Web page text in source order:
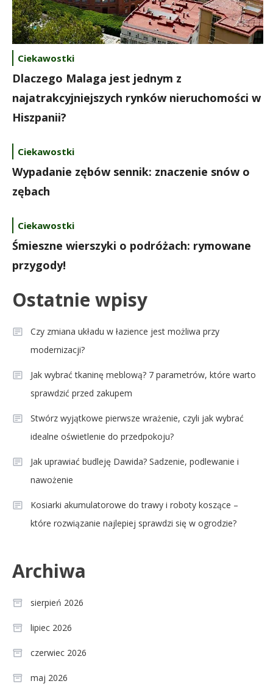
Ciekawostki
Dlaczego Malaga jest jednym z
najatrakcyjniejszych rynków nieruchomości w
Hiszpanii?
Ciekawostki
Wypadanie zębów sennik: znaczenie snów o
zębach
Ciekawostki
Śmieszne wierszyki o podróżach: rymowane
przygody!
Ostatnie wpisy
Czy zmiana układu w łazience jest możliwa przy
modernizacji?
Jak wybrać tkaninę meblową? 7 parametrów, które warto
sprawdzić przed zakupem
Stwórz wyjątkowe pierwsze wrażenie, czyli jak wybrać
idealne oświetlenie do przedpokoju?
Jak uprawiać budleję Dawida? Sadzenie, podlewanie i
nawożenie
Kosiarki akumulatorowe do trawy i roboty koszące –
które rozwiązanie najlepiej sprawdzi się w ogrodzie?
Archiwa
sierpień 2026
lipiec 2026
czerwiec 2026
maj 2026